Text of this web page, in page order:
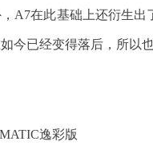
A7在此基础上还衍生出
今已经变得落后，所以